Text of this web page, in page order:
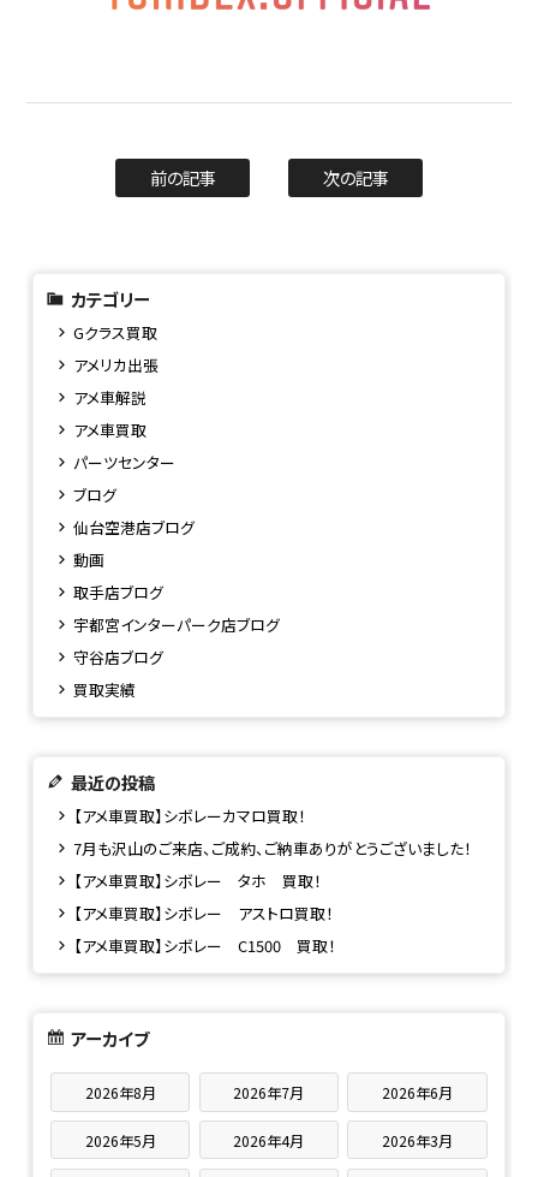
前の記事 次の記事
カテゴリー
Gクラス買取
アメリカ出張
アメ車解説
アメ車買取
パーツセンター
ブログ
仙台空港店ブログ
動画
取手店ブログ
宇都宮インターパーク店ブログ
守谷店ブログ
買取実績
最近の投稿
【アメ車買取】シボレーカマロ買取！
7月も沢山のご来店、ご成約、ご納車ありがとうございました！
【アメ車買取】シボレー タホ 買取！
【アメ車買取】シボレー アストロ買取！
【アメ車買取】シボレー C1500 買取！
アーカイブ
2026年8月 2026年7月 2026年6月
2026年5月 2026年4月 2026年3月